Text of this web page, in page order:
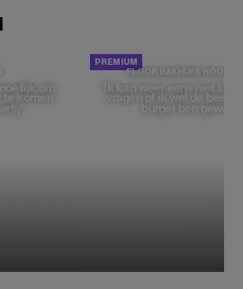
om
komen
FLOOR BAKHUYS
'Ik kan weer eens niet
vragen of ik wel de beste,
burger ben